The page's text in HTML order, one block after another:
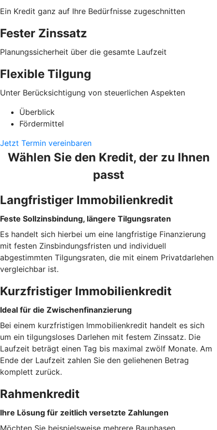
Ein Kredit ganz auf Ihre Bedürfnisse zugeschnitten
Fester Zinssatz
Planungssicherheit über die gesamte Laufzeit
Flexible Tilgung
Unter Berücksichtigung von steuerlichen Aspekten
Überblick
Fördermittel
Jetzt Termin vereinbaren
Wählen Sie den Kredit, der zu Ihnen
passt
Langfristiger Immobilienkredit
Feste Sollzinsbindung, längere Tilgungsraten
Es handelt sich hierbei um eine langfristige Finanzierung
mit festen Zinsbindungsfristen und individuell
abgestimmten Tilgungsraten, die mit einem Privatdarlehen
vergleichbar ist.
Kurzfristiger Immobilienkredit
Ideal für die Zwischenfinanzierung
Bei einem kurzfristigen Immobilienkredit handelt es sich
um ein tilgungsloses Darlehen mit festem Zinssatz. Die
Laufzeit beträgt einen Tag bis maximal zwölf Monate. Am
Ende der Laufzeit zahlen Sie den geliehenen Betrag
komplett zurück.
Rahmenkredit
Ihre Lösung für zeitlich versetzte Zahlungen
Möchten Sie beispielsweise mehrere Bauphasen